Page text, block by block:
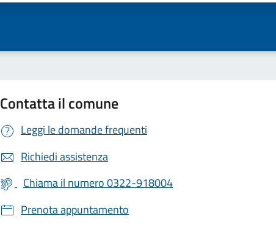
Contatta il comune
Leggi le domande frequenti
Richiedi assistenza
Chiama il numero 0322-918004
Prenota appuntamento